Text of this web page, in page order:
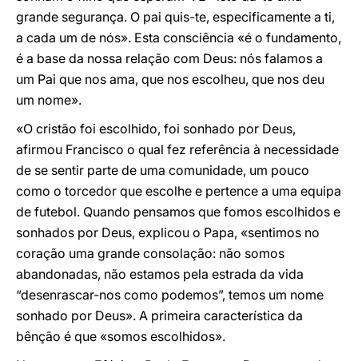
grande segurança. O pai quis-te, especificamente a ti,
a cada um de nós». Esta consciência «é o fundamento,
é a base da nossa relação com Deus: nós falamos a
um Pai que nos ama, que nos escolheu, que nos deu
um nome».
«O cristão foi escolhido, foi sonhado por Deus,
afirmou Francisco o qual fez referência à necessidade
de se sentir parte de uma comunidade, um pouco
como o torcedor que escolhe e pertence a uma equipa
de futebol. Quando pensamos que fomos escolhidos e
sonhados por Deus, explicou o Papa, «sentimos no
coração uma grande consolação: não somos
abandonadas, não estamos pela estrada da vida
“desenrascar-nos como podemos”, temos um nome
sonhado por Deus». A primeira característica da
bênção é que «somos escolhidos».